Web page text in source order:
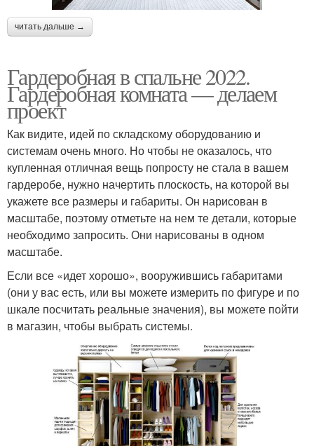
читать дальше →
Гардеробная в спальне 2022.
Гардеробная комната — делаем
проект
Как видите, идей по складскому оборудованию и
системам очень много. Но чтобы не оказалось, что
купленная отличная вещь попросту не стала в вашем
гардеробе, нужно начертить плоскость, на которой вы
укажете все размеры и габариты. Он нарисован в
масштабе, поэтому отметьте на нем те детали, которые
необходимо запросить. Они нарисованы в одном
масштабе.
Если все «идет хорошо», вооружившись габаритами
(они у вас есть, или вы можете измерить по фигуре и по
шкале посчитать реальные значения), вы можете пойти
в магазин, чтобы выбрать системы.